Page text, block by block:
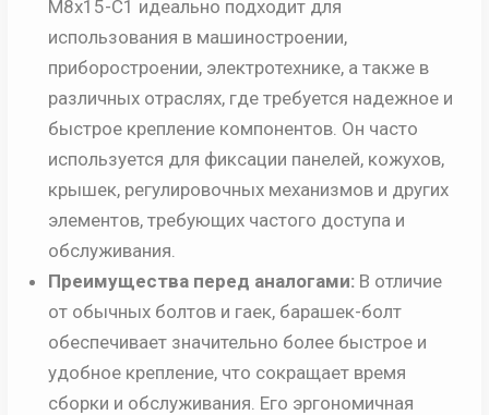
M8x15-C1 идеально подходит для
использования в машиностроении,
приборостроении, электротехнике, а также в
различных отраслях, где требуется надежное и
быстрое крепление компонентов. Он часто
используется для фиксации панелей, кожухов,
крышек, регулировочных механизмов и других
элементов, требующих частого доступа и
обслуживания.
Преимущества перед аналогами:В отличие
от обычных болтов и гаек, барашек-болт
обеспечивает значительно более быстрое и
удобное крепление, что сокращает время
сборки и обслуживания. Его эргономичная